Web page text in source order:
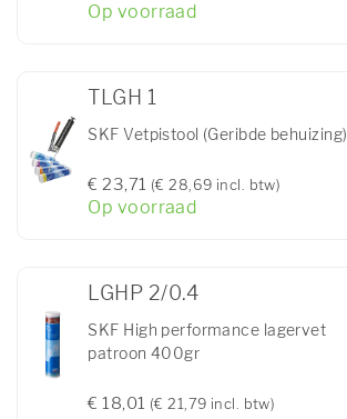
Op voorraad
TLGH 1
SKF Vetpistool (Geribde behuizing)
€ 23,71 (€ 28,69 incl. btw)
Op voorraad
LGHP 2/0.4
SKF High performance lagervet
patroon 400gr
€ 18,01 (€ 21,79 incl. btw)